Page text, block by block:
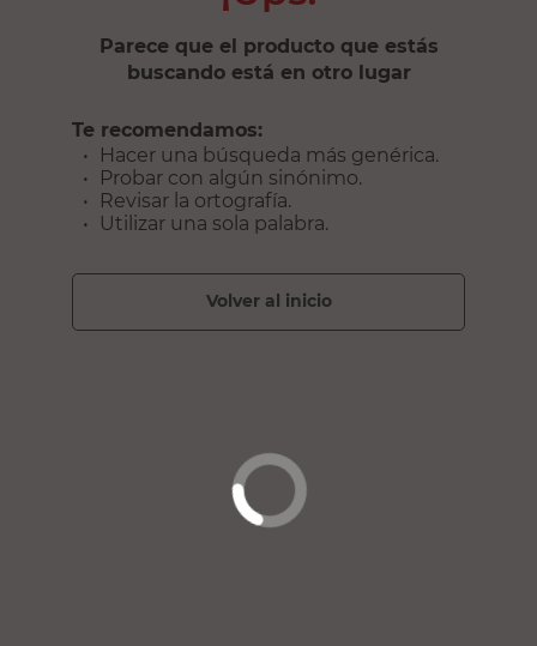
Parece que el producto que estás
buscando está en otro lugar
Te recomendamos:
Hacer una búsqueda más genérica.
Probar con algún sinónimo.
Revisar la ortografía.
Utilizar una sola palabra.
volver al inicio